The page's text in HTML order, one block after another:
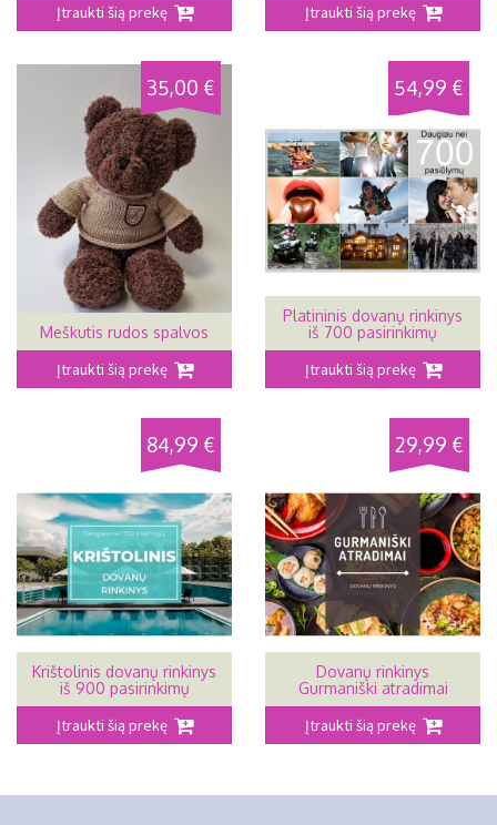
Įtraukti šią prekę Įtraukti šią prekę
35,00 €
Meškutis rudos spalvos
Įtraukti šią prekę
54,99 €
Platininis dovanų rinkinys
iš 700 pasirinkimų
Įtraukti šią prekę
84,99 €
Krištolinis dovanų rinkinys
iš 900 pasirinkimų
Įtraukti šią prekę
29,99 €
Dovanų rinkinys
Gurmaniški atradimai
Įtraukti šią prekę